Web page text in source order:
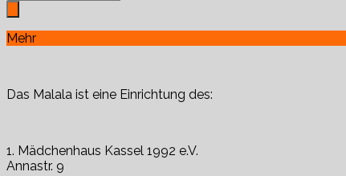
Mehr
Das Malala ist eine Einrichtung des:
1. Mädchenhaus Kassel 1992 e.V.
Annastr. 9